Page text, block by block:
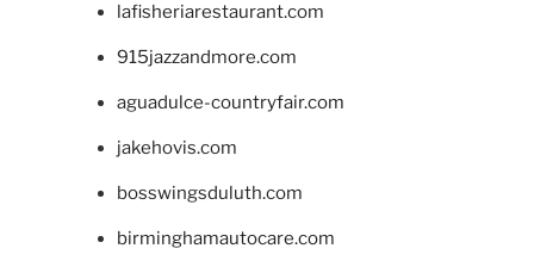
lafisheriarestaurant.com
915jazzandmore.com
aguadulce-countryfair.com
jakehovis.com
bosswingsduluth.com
birminghamautocare.com